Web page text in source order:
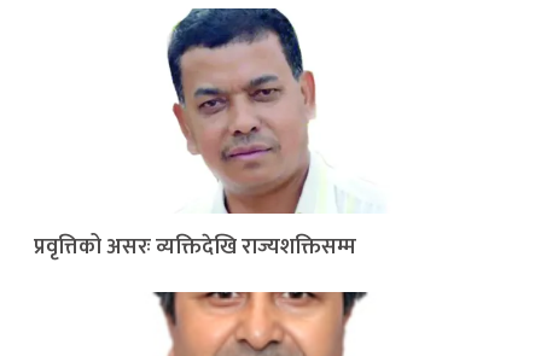
प्रवृत्तिको असरः व्यक्तिदेखि राज्यशक्तिसम्म